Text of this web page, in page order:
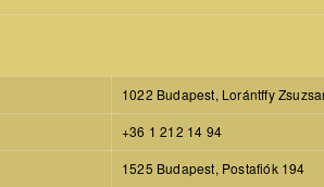
1022 Budapest, Lorántffy
+36 1 212 14 94
1525 Budapest, Postafiók 194